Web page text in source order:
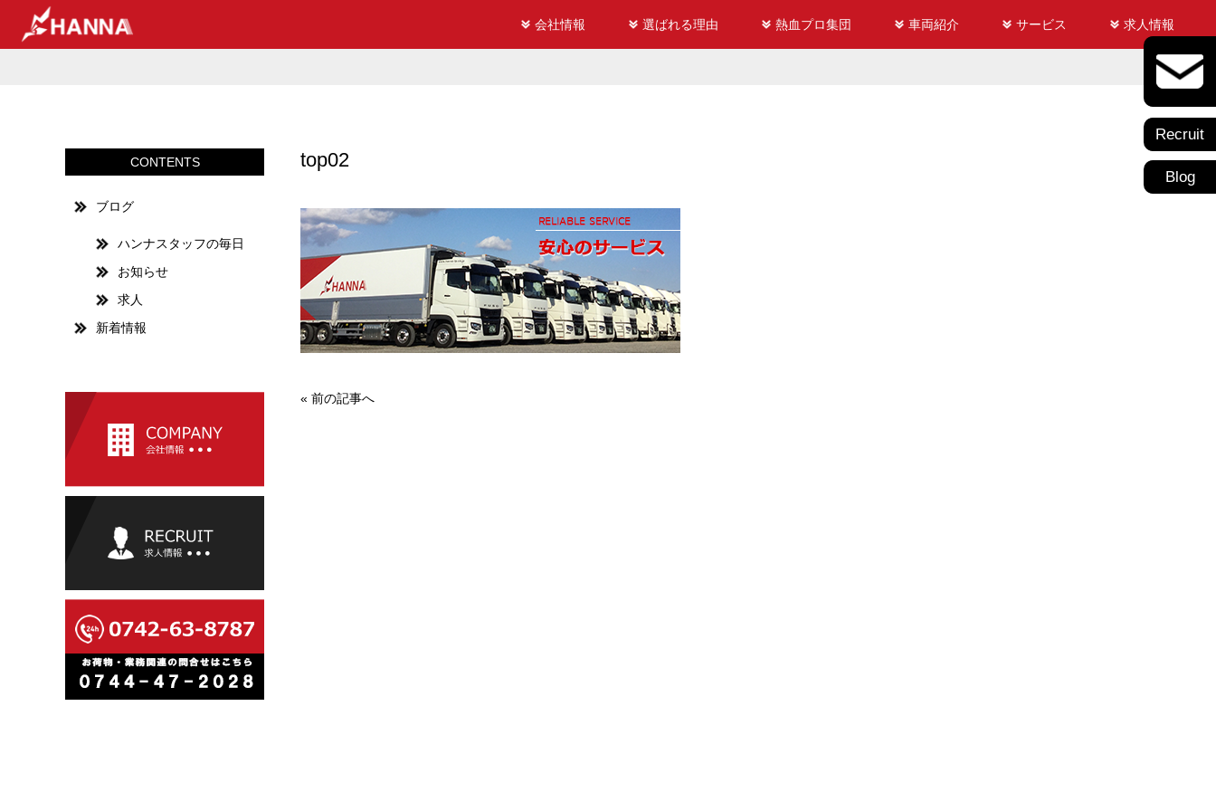
会社情報 選ばれる理由 熱血プロ集団 車両紹介 サービス 求人情報
Recruit
Blog
top02
« 前の記事へ
CONTENTS
ブログ
ハンナスタッフの毎日
お知らせ
求人
新着情報